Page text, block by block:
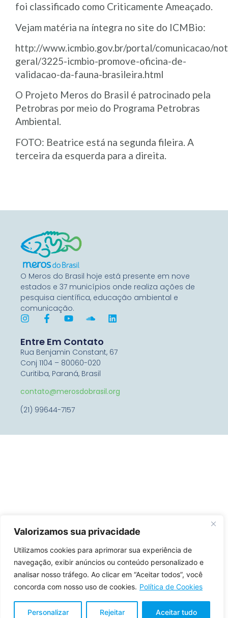
Valorizamos sua privacidade
Utilizamos cookies para aprimorar sua experiência de
navegação, exibir anúncios ou conteúdo personalizado e
analisar nosso tráfego. Ao clicar em “Aceitar todos”, você
concorda com nosso uso de cookies. Política de Cookies
Personalizar Rejeitar Aceitar tudo
foi classificado como Criticamente Ameaçado.
Vejam matéria na íntegra no site do ICMBio:
http://www.icmbio.gov.br/portal/comunicacao/
geral/3225-icmbio-promove-oficina-de-
validacao-da-fauna-brasileira.html
O Projeto Meros do Brasil é patrocinado pela
Petrobras por meio do Programa Petrobras
Ambiental.
FOTO: Beatrice está na segunda fileira. A
terceira da esquerda para a direita.
O Meros do Brasil hoje está presente em nove
estados e 37 municípios onde realiza ações de
pesquisa científica, educação ambiental e
comunicação.
Entre Em Contato
Rua Benjamin Constant, 67
Conj 1104 – 80060-020
Curitiba, Paraná, Brasil
contato@merosdobrasil.org
(21) 99644-7157